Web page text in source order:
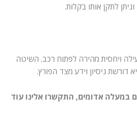
אותו בקלות.
מהירה לפתוח רכב. השיטה
ניסיון וידע מצד הפורץ.
אדומים, התקשרו אלינו עוד